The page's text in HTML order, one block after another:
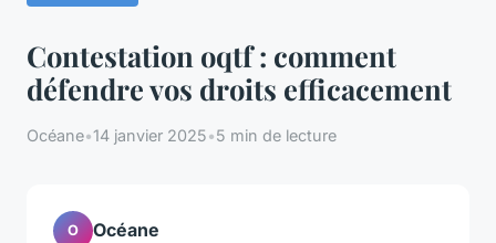
Contestation oqtf : comment
défendre vos droits efficacement
Océane•14 janvier 2025•5 min de lecture
O Océane